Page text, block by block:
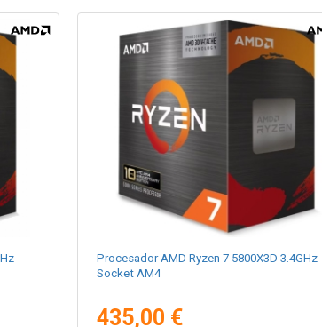
Procesador AMD Ryzen 7 5800X3D 3.4GHz
Socket AM4
435,00 €